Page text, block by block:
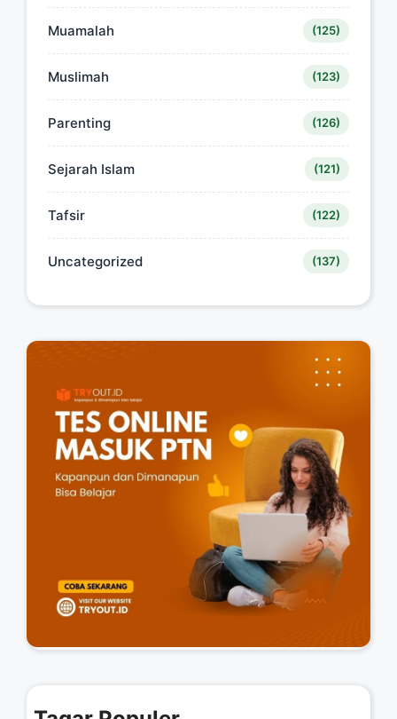
Muamalah (125)
Muslimah (123)
Parenting (126)
Sejarah Islam (121)
Tafsir (122)
Uncategorized (137)